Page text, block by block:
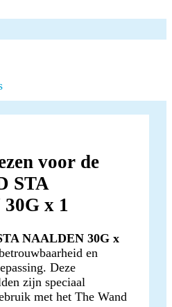
voor de
STA
x 1
NAALDEN 30G x
en
Deze
zijn speciaal
met het The Wand